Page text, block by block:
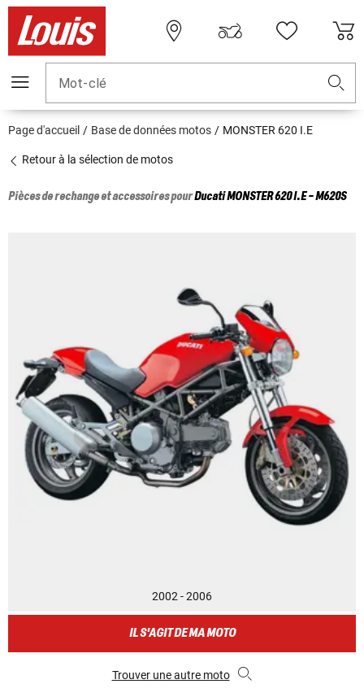
Mot-clé
Page d'accueil Base de données motos MONSTER 620 I.E
Retour à la sélection de motos
Pièces de rechange et accessoires pourDucatiMONSTER 620 I.E - M620S
2002 - 2006
IL S'AGIT DE MA MOTO
Trouver une autre moto